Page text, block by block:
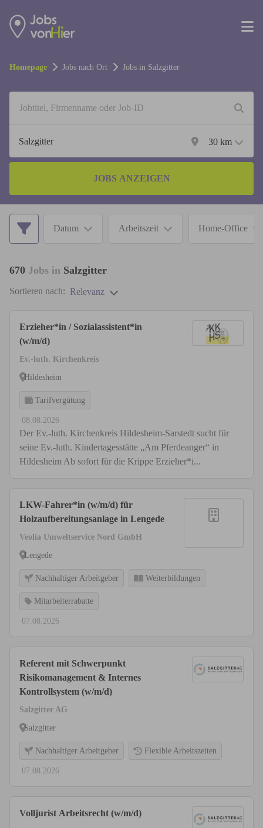
Homepage Jobs nach Ort Jobs in Salzgitter
30 km
JOBS ANZEIGEN
Datum Arbeitszeit Home-Office
670 Jobs in Salzgitter
Sortieren nach: Relevanz
Erzieher*in / Sozialassistent*in
(w/m/d)
Ev.-luth. Kirchenkreis
Hildesheim
Tarifvergütung
08.08.2026
Der Ev.-luth. Kirchenkreis Hildesheim-Sarstedt sucht für
seine Ev.-luth. Kindertagesstätte „Am Pferdeanger“ in
Hildesheim Ab sofort für die Krippe Erzieher*i...
LKW-Fahrer*in (w/m/d) für
Holzaufbereitungsanlage in Lengede
Veolia Umweltservice Nord GmbH
Lengede
Nachhaltiger Arbeitgeber Weiterbildungen
Mitarbeiterrabatte
07.08.2026
Referent mit Schwerpunkt
Risikomanagement & Internes
Kontrollsystem (w/m/d)
Salzgitter AG
Salzgitter
Nachhaltiger Arbeitgeber Flexible Arbeitszeiten
07.08.2026
Volljurist Arbeitsrecht (w/m/d)